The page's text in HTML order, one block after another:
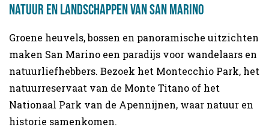
Natuur en landschappen van San Marino
Groene heuvels, bossen en panoramische uitzichten
maken San Marino een paradijs voor wandelaars en
natuurliefhebbers. Bezoek het Montecchio Park, het
natuurreservaat van de Monte Titano of het
Nationaal Park van de Apennijnen, waar natuur en
historie samenkomen.